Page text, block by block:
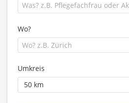
Wo?
Umkreis